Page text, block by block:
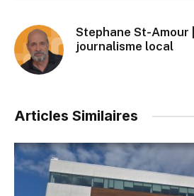
Stephane St-Amour
journalisme local
Articles Similaires